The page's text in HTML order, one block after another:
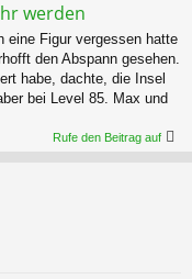
werden
eine Figur vergessen hatte
den Abspann gesehen.
habe, dachte, die Insel
bei Level 85. Max und
Rufe den Beitrag auf